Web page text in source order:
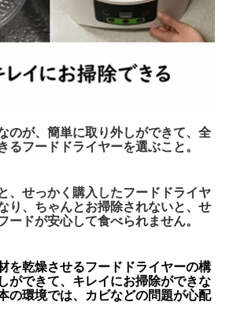
のが、簡単に取り外しができて、全
るフードドライヤーを選ぶこと。
、せっかく購入したフードドライヤ
り、ちゃんとお掃除されないと、せ
ードが安心して食べられません。
を乾燥させるフードドライヤーの構
ができて、キレイにお掃除ができな
の環境では、カビなどの問題が心配